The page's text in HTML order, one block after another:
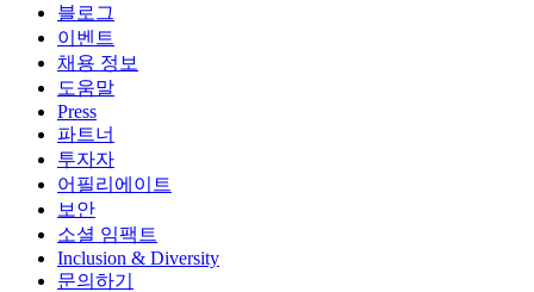
블로그
이벤트
채용 정보
도움말
Press
파트너
투자자
어필리에이트
보안
소셜 임팩트
Inclusion & Diversity
문의하기